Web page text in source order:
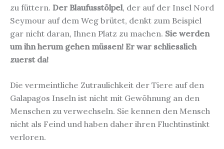
zu füttern. Der Blaufusstölpel, der auf der Insel Nord
Seymour auf dem Weg brütet, denkt zum Beispiel
gar nicht daran, Ihnen Platz zu machen. Sie werden
um ihn herum gehen müssen! Er war schliesslich
zuerst da!
Die vermeintliche Zutraulichkeit der Tiere auf den
Galapagos Inseln ist nicht mit Gewöhnung an den
Menschen zu verwechseln. Sie kennen den Mensch
nicht als Feind und haben daher ihren Fluchtinstinkt
verloren.